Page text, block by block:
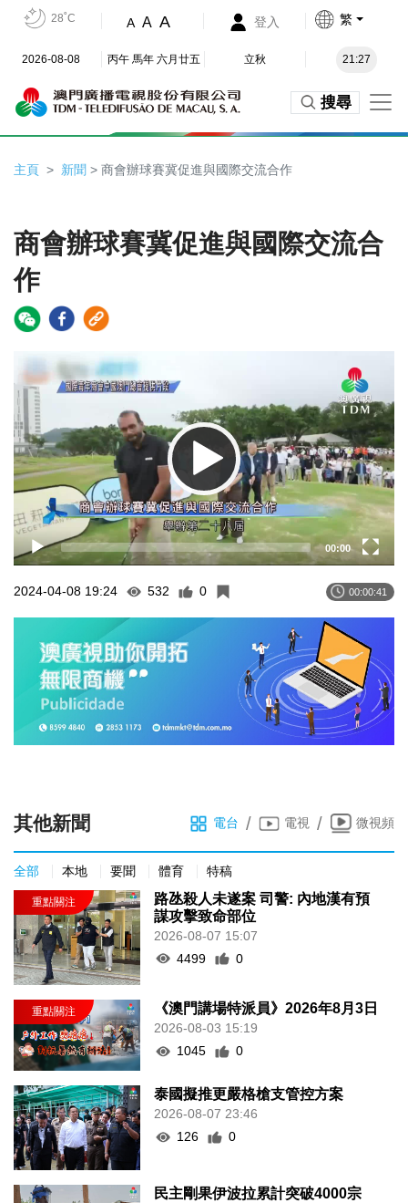
28˚C A A A 登入 繁
2026-08-08 丙午 馬年 六月廿五 立秋 21:27
搜尋
主頁 新聞 > 商會辦球賽冀促進與國際交流合作
商會辦球賽冀促進與國際交流合
作
Video
Player
00:00
2024-04-08 19:24 532 0 00:00:41
其他新聞 電台 / 電視 / 微視頻
全部 本地 要聞 體育 特稿
路氹殺人未遂案 司警: 內地漢有預
謀攻擊致命部位
2026-08-07 15:07
4499
0
《澳門講場特派員》2026年8月3日
2026-08-03 15:19
1045
0
泰國擬推更嚴格槍支管控方案
2026-08-07 23:46
126
0
民主剛果伊波拉累計突破4000宗